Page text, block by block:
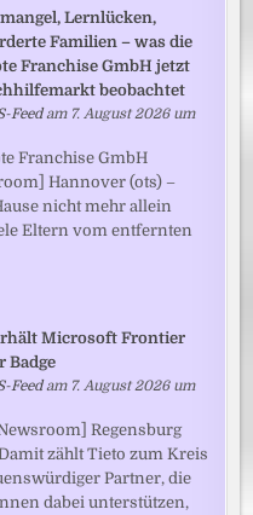
Lernlücken,
Familien – was die
Franchise GmbH jetzt
beobachtet
Feedam 7. August 2026 um
Franchise GmbH
Hannover (ots) –
nicht mehr allein
Eltern vom entfernten
Microsoft Frontier
Badge
Feedam 7. August 2026 um
Regensburg
zählt Tieto zum Kreis
Partner, die
dabei unterstützen,